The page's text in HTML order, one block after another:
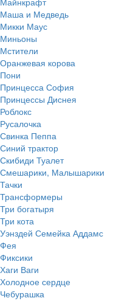
Маша и Медведь
Микки Маус
Миньоны
Мстители
Оранжевая корова
Пони
Принцесса София
Принцессы Диснея
Роблокс
Русалочка
Свинка Пеппа
Синий трактор
Скибиди Туалет
Смешарики, Малышарики
Тачки
Трансформеры
Три богатыря
Три кота
Уэнздей Семейка Аддамс
Фея
Фиксики
Хаги Ваги
Холодное сердце
Чебурашка